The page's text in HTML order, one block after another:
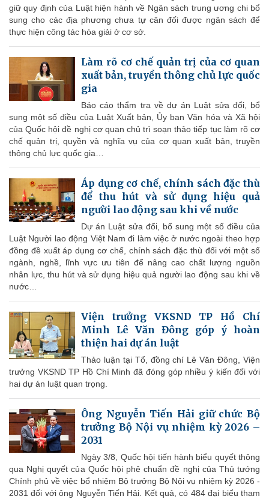
giữ quy định của Luật hiện hành về Ngân sách trung ương chi bổ
sung cho các địa phương chưa tự cân đối được ngân sách để
thực hiện công tác hòa giải ở cơ sở.
Làm rõ cơ chế quản trị của cơ quan
xuất bản, truyền thông chủ lực quốc
gia
Báo cáo thẩm tra về dự án Luật sửa đổi, bổ
sung một số điều của Luật Xuất bản, Ủy ban Văn hóa và Xã hội
của Quốc hội đề nghị cơ quan chủ trì soạn thảo tiếp tục làm rõ cơ
chế quản trị, quyền và nghĩa vụ của cơ quan xuất bản, truyền
thông chủ lực quốc gia…
Áp dụng cơ chế, chính sách đặc thù
để thu hút và sử dụng hiệu quả
người lao động sau khi về nước
Dự án Luật sửa đổi, bổ sung một số điều của
Luật Người lao động Việt Nam đi làm việc ở nước ngoài theo hợp
đồng đề xuất áp dụng cơ chế, chính sách đặc thù đối với một số
ngành, nghề, lĩnh vực ưu tiên để nâng cao chất lượng nguồn
nhân lực, thu hút và sử dụng hiệu quả người lao động sau khi về
nước…
Viện trưởng VKSND TP Hồ Chí
Minh Lê Văn Đông góp ý hoàn
thiện hai dự án luật
Thảo luận tại Tổ, đồng chí Lê Văn Đông, Viện
trưởng VKSND TP Hồ Chí Minh đã đóng góp nhiều ý kiến đối với
hai dự án luật quan trọng.
Ông Nguyễn Tiến Hải giữ chức Bộ
trưởng Bộ Nội vụ nhiệm kỳ 2026 –
2031
Ngày 3/8, Quốc hội tiến hành biểu quyết thông
qua Nghị quyết của Quốc hội phê chuẩn đề nghị của Thủ tướng
Chính phủ về việc bổ nhiệm Bộ trưởng Bộ Nội vụ nhiệm kỳ 2026 -
2031 đối với ông Nguyễn Tiến Hải. Kết quả, có 484 đại biểu tham